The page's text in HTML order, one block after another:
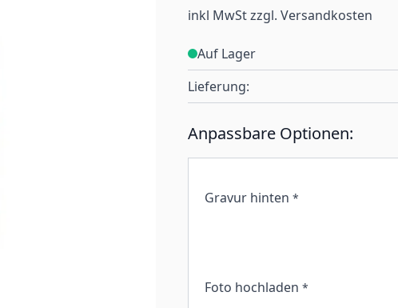
inkl MwSt zzgl. Versandkosten
Auf Lager
Lieferung:
Anpassbare Optionen:
Gravur hinten *
Foto hochladen *